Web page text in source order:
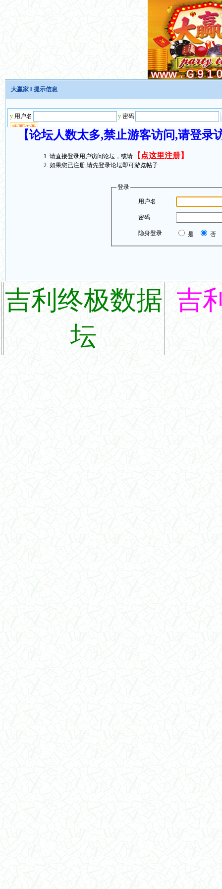
大赢家 ‖ 提示信息
【论坛人数太多,禁止游客访问,请登
请直接登录用户访问论坛，或请 【 点这里注册】
如果您已注册,请先登录论坛即可游览帖子
登录
用户名
密码
隐身登录 是 否
吉利终极数据
坛
吉